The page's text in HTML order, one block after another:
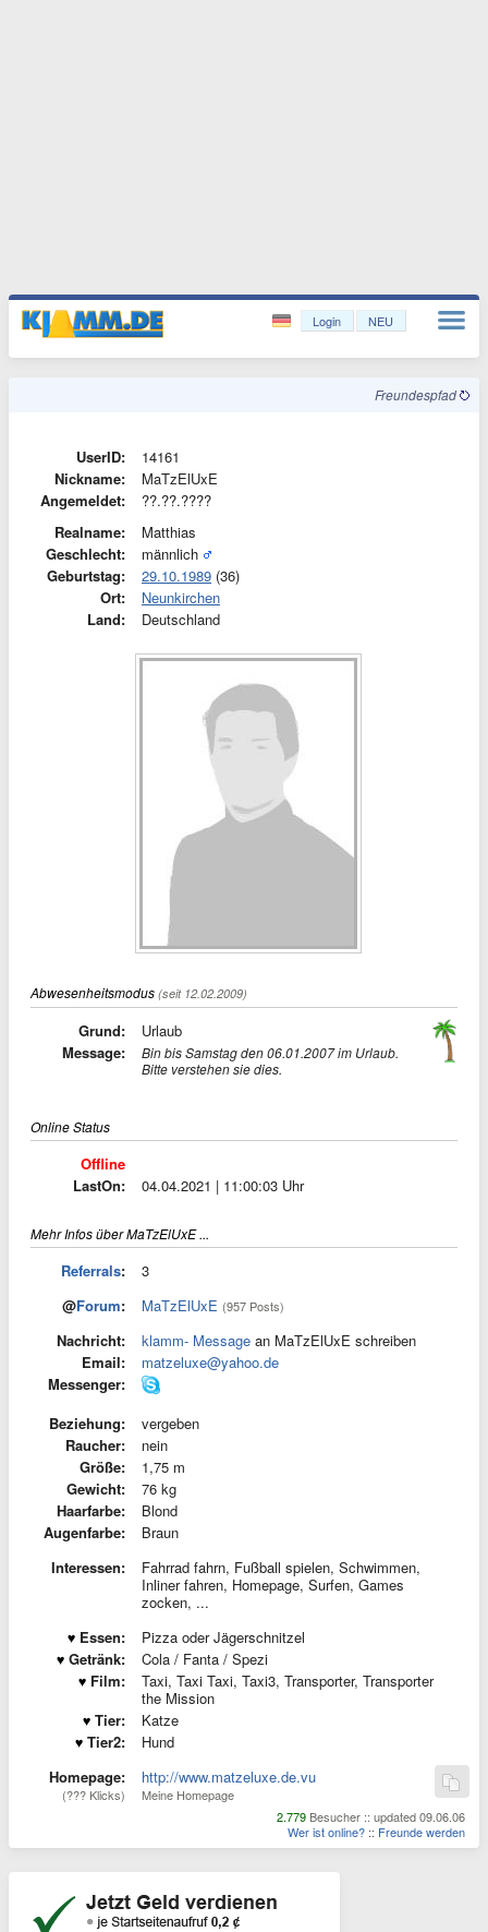
Login NEU
Freundespfad
UserID:
14161
Nickname:
MaTzElUxE
Angemeldet:
??.??.????
Realname:
Matthias
Geschlecht:
männlich
Geburtstag:
29.10.1989 (36)
Ort:
Neunkirchen
Land:
Deutschland
Abwesenheitsmodus (seit 12.02.2009)
Grund:
Urlaub
Message:
Bin bis Samstag den 06.01.2007 im Urlaub.
Bitte verstehen sie dies.
Online Status
Offline
LastOn:
04.04.2021 | 11:00:03 Uhr
Mehr Infos über MaTzElUxE ...
Referrals:
3
@Forum: MaTzElUxE (957 Posts)
Nachricht: klamm- Message an MaTzElUxE schreiben
Email:
matzeluxe@yahoo.de
Messenger:
Beziehung:
vergeben
Raucher:
nein
Größe:
1,75 m
Gewicht:
76 kg
Haarfarbe:
Blond
Augenfarbe:
Braun
Interessen:
Fahrrad fahrn, Fußball spielen, Schwimmen,
Inliner fahren, Homepage, Surfen, Games
zocken, ...
Essen:
Pizza oder Jägerschnitzel
Getränk:
Cola / Fanta / Spezi
Film:
Taxi, Taxi Taxi, Taxi3, Transporter, Transporter
the Mission
Tier:
Katze
Tier2:
Hund
Homepage:
(??? Klicks)
http://www.matzeluxe.de.vu
Meine Homepage
2.779 Besucher :: updated 09.06.06
Wer ist online? :: Freunde werden